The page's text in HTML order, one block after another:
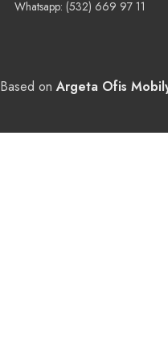
Whatsapp: (532) 669 97 11
Based onArgeta Ofis